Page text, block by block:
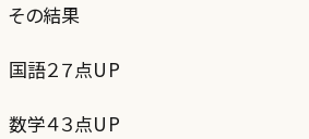
その結果
国語２７点UP
数学４３点UP